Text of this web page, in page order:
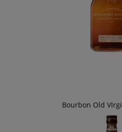
Bourbon Old